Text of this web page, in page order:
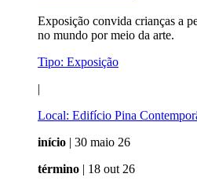
Exposição convida crianças a
no mundo por meio da arte.
Tipo: Exposição
|
Local: Edifício Pina
início | 30 maio 26
término | 18 out 26